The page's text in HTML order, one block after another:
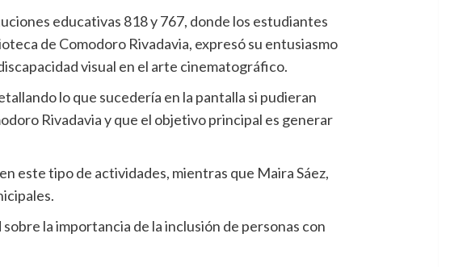
educativas 818 y 767, donde los estudiantes
de Comodoro Rivadavia, expresó su entusiasmo
visual en el arte cinematográfico.
lo que sucedería en la pantalla si pudieran
Rivadavia y que el objetivo principal es generar
este tipo de actividades, mientras que Maira Sáez,
la importancia de la inclusión de personas con